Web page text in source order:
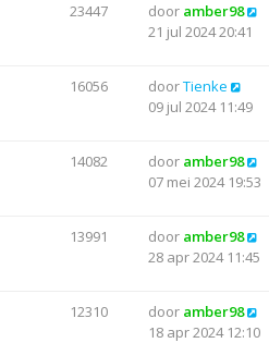
23447 door amber98
21 jul 2024 20:41
16056 doorTienke
09 jul 2024 11:49
14082 door amber98
07 mei 2024 19:53
13991 door amber98
28 apr 2024 11:45
12310 door amber98
18 apr 2024 12:10